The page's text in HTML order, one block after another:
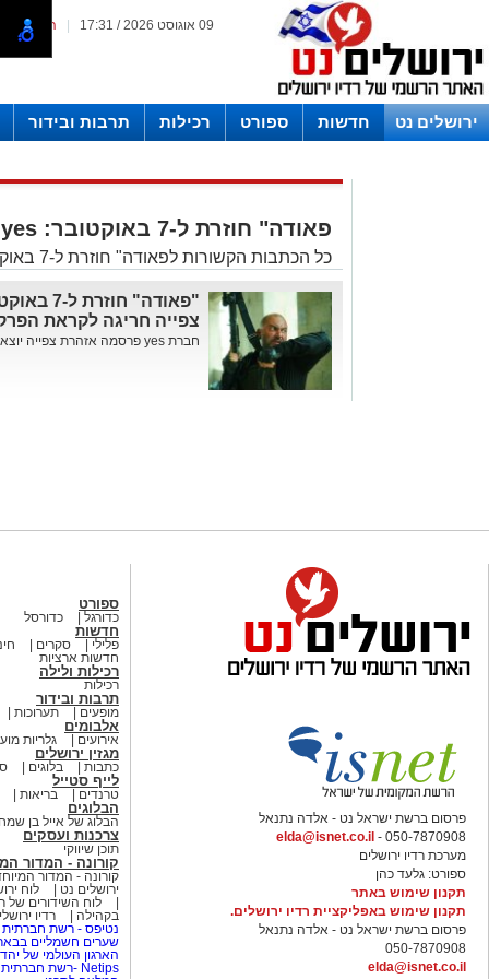
המייל 09 אוגוסט 2026 / 17:31
ירושלים נט חדשות ספורט רכילות
תרבות ובידור
פאודה" חוזרת ל-7 באוקטובר: yes
כל הכתבות הקשורות לפאודה" חוזרת ל-7 באוקטובר: yes באתר ירושלים נט
צפייה חריגה לקראת
חברת yes פרסמה אזהרת צפייה יוצאת דופן לקראת שידור הפרקים...
פרסום ברשת ישראל נט - אלדה נתנאל
050-7870908 -
elda@isnet.co.il
מערכת רדיו ירושלים
ספורט: גלעד כהן
תקנון שימוש באתר
תקנון שימוש באפליקציית רדיו ירושלים.
פרסום ברשת ישראל נט - אלדה נתנאל
050-7870908
elda@isnet.co.il
ספורט
כדורגל כדורסל
חדשות
פלילי סקרים
חדשות ארציות
רכילות ולילה
רכילות
תרבות ובידור
מופעים תערוכות
אלבומים
אירועים גלריות
מגזין ירושלים
כתבות בלוגים
לייף סטייל
טרנדים בריאות
הבלוגים
הבלוג של אייל בן
צרכנות ועסקים
תוכן שיווקי
קורונה - המדור
קורונה - המדור
ירושלים נט
לוח
לוח השידורים של
בקהילה
רדיו
נטיפס - רשת חברתית
שערים חשמליים
הארגון העולמי של
Netips -רשת חברתית לחכמת ההמונים